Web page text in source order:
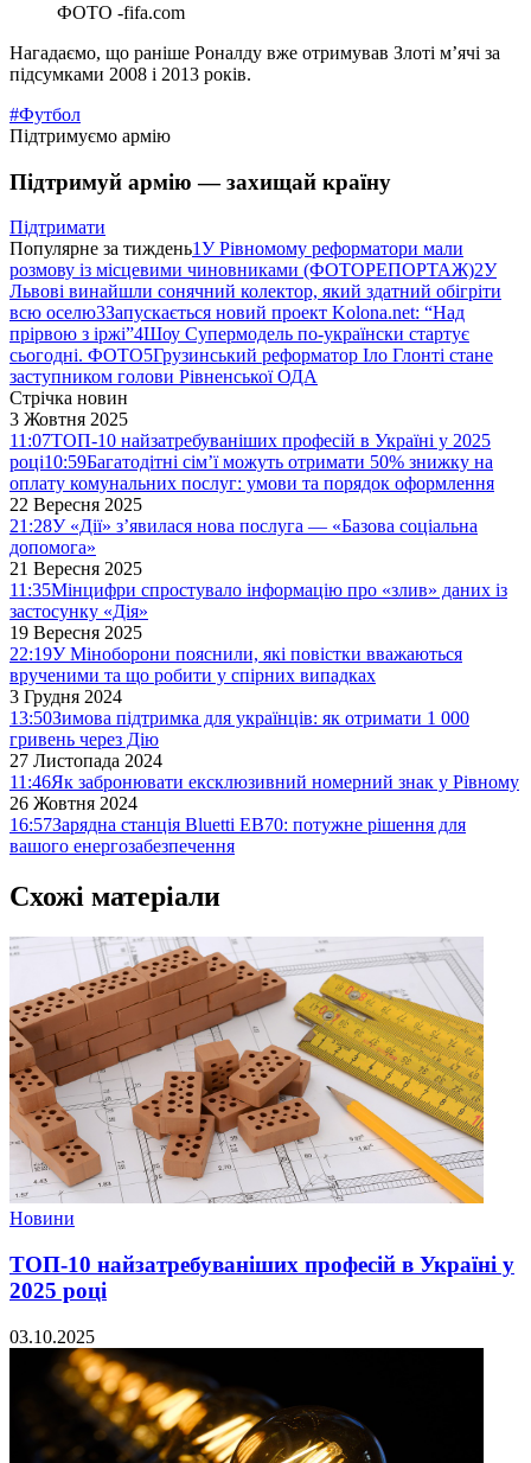
ФОТО -fifa.com
Нагадаємо, що раніше Роналду вже отримував Злоті м’ячі за
підсумками 2008 і 2013 років.
#Футбол
Підтримуємо армію
Підтримуй армію — захищай країну
Підтримати
Популярне за тиждень1У Рівномому реформатори мали
розмову із місцевими чиновниками (ФОТОРЕПОРТАЖ)2У
Львові винайшли сонячний колектор, який здатний обігріти
всю оселю3Запускається новий проект Kolona.net: “Над
прірвою з іржі”4Шоу Супермодель по-українски стартує
сьогодні. ФОТО5Грузинський реформатор Іло Глонті стане
заступником голови Рівненської ОДА
Стрічка новин
3 Жовтня 2025
11:07ТОП-10 найзатребуваніших професій в Україні у 2025
році10:59Багатодітні сім’ї можуть отримати 50% знижку на
оплату комунальних послуг: умови та порядок оформлення
22 Вересня 2025
21:28У «Дії» з’явилася нова послуга — «Базова соціальна
допомога»
21 Вересня 2025
11:35Мінцифри спростувало інформацію про «злив» даних із
застосунку «Дія»
19 Вересня 2025
22:19У Міноборони пояснили, які повістки вважаються
врученими та що робити у спірних випадках
3 Грудня 2024
13:50Зимова підтримка для українців: як отримати 1 000
гривень через Дію
27 Листопада 2024
11:46Як забронювати ексклюзивний номерний знак у Рівному
26 Жовтня 2024
16:57Зарядна станція Bluetti EB70: потужне рішення для
вашого енергозабезпечення
Схожі матеріали
Новини
ТОП-10 найзатребуваніших професій в Україні у
2025 році
03.10.2025